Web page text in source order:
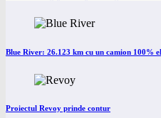
Blue River: 26.123 km cu un camion 100%
Proiectul Revoy prinde contur